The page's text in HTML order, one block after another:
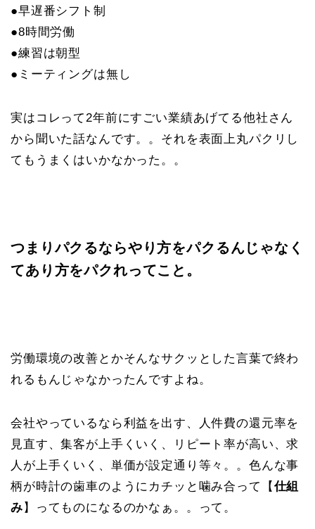
●早遅番シフト制
●8時間労働
●練習は朝型
●ミーティングは無し
実はコレって2年前にすごい業績あげてる他社さん
から聞いた話なんです。。それを表面上丸パクリし
てもうまくはいかなかった。。
つまりパクるならやり方をパクるんじゃなく
てあり方をパクれってこと。
労働環境の改善とかそんなサクッとした言葉で終わ
れるもんじゃなかったんですよね。
会社やっているなら利益を出す、人件費の還元率を
見直す、集客が上手くいく、リピート率が高い、求
人が上手くいく、単価が設定通り等々。。色んな事
柄が時計の歯車のようにカチッと噛み合って【仕組
み 】ってものになるのかなぁ。。って。